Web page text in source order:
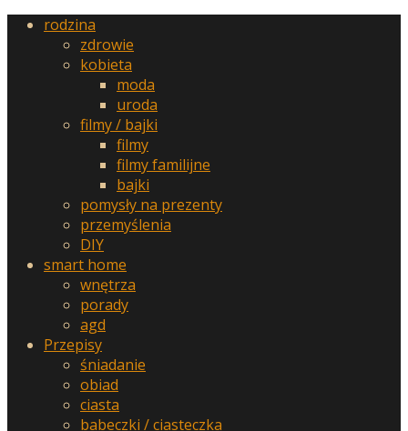
rodzina
zdrowie
kobieta
moda
uroda
filmy / bajki
filmy
filmy familijne
bajki
pomysły na prezenty
przemyślenia
DIY
smart home
wnętrza
porady
agd
Przepisy
śniadanie
obiad
ciasta
babeczki / ciasteczka